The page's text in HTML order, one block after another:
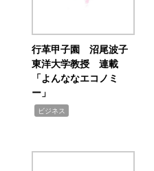
行革甲子園 沼尾波子
東洋大学教授 連載
「よんななエコノミ
ー」
ビジネス